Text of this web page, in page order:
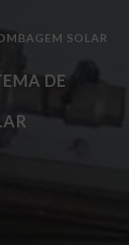
SOLAR
DE